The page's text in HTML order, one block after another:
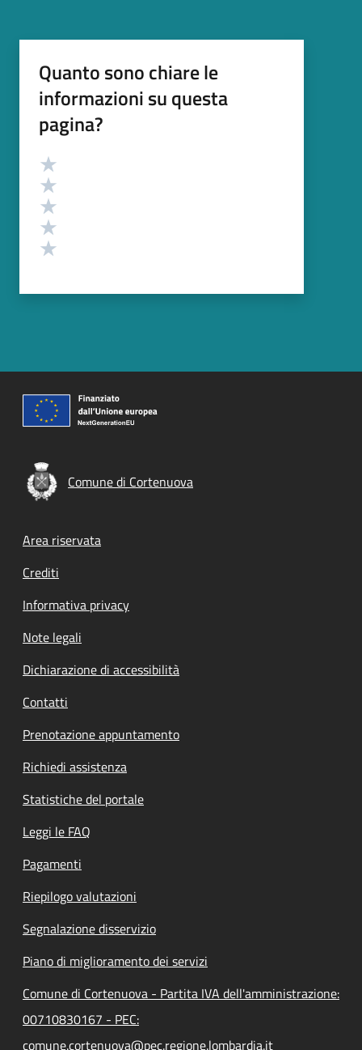
Quanto sono chiare le
informazioni su questa
pagina?
Valutazione
Comune di Cortenuova
Footer menu
Area riservata
Crediti
Informativa privacy
Note legali
Dichiarazione di accessibilità
Contatti
Prenotazione appuntamento
Richiedi assistenza
Statistiche del portale
Leggi le FAQ
Pagamenti
Riepilogo valutazioni
Segnalazione disservizio
Piano di miglioramento dei servizi
Comune di Cortenuova - Partita IVA dell'amministrazione:
00710830167 - PEC:
comune.cortenuova@pec.regione.lombardia.it